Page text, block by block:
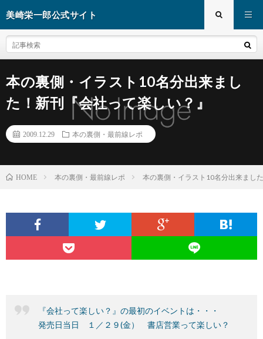
美崎栄一郎公式サイト
本の裏側・イラスト10名分出来まし
た！新刊『会社って楽しい？』
2009.12.29 本の裏側・最前線レポ
HOME 本の裏側・最前線レポ 本の裏側・イラスト10名分出来まし
『会社って楽しい？』の最初のイベントは・・・
発売日当日 １／２９(金） 書店営業って楽しい？